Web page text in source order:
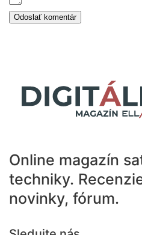
Online magazín
techniky.
novinky, fórum.